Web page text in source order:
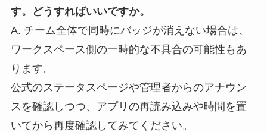
す。どうすればいいですか。
A. チーム全体で同時にバッジが消えない場合は、
ワークスペース側の一時的な不具合の可能性もあ
ります。
公式のステータスページや管理者からのアナウン
スを確認しつつ、アプリの再読み込みや時間を置
いてから再度確認してみてください。